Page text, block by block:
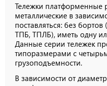
Тележки платформенные
металлические в
поставляться: без
ТПБ, ТПЛБ), иметь одну
Данные серии тележек
типоразмерами с
грузоподъемности.
В зависимости от